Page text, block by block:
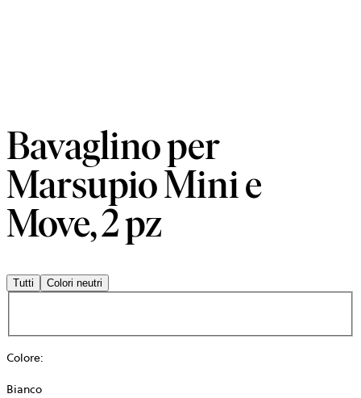
Bavaglino per
Marsupio Mini e
Move, 2 pz
Tutti Colori neutri
Colore:
Bianco